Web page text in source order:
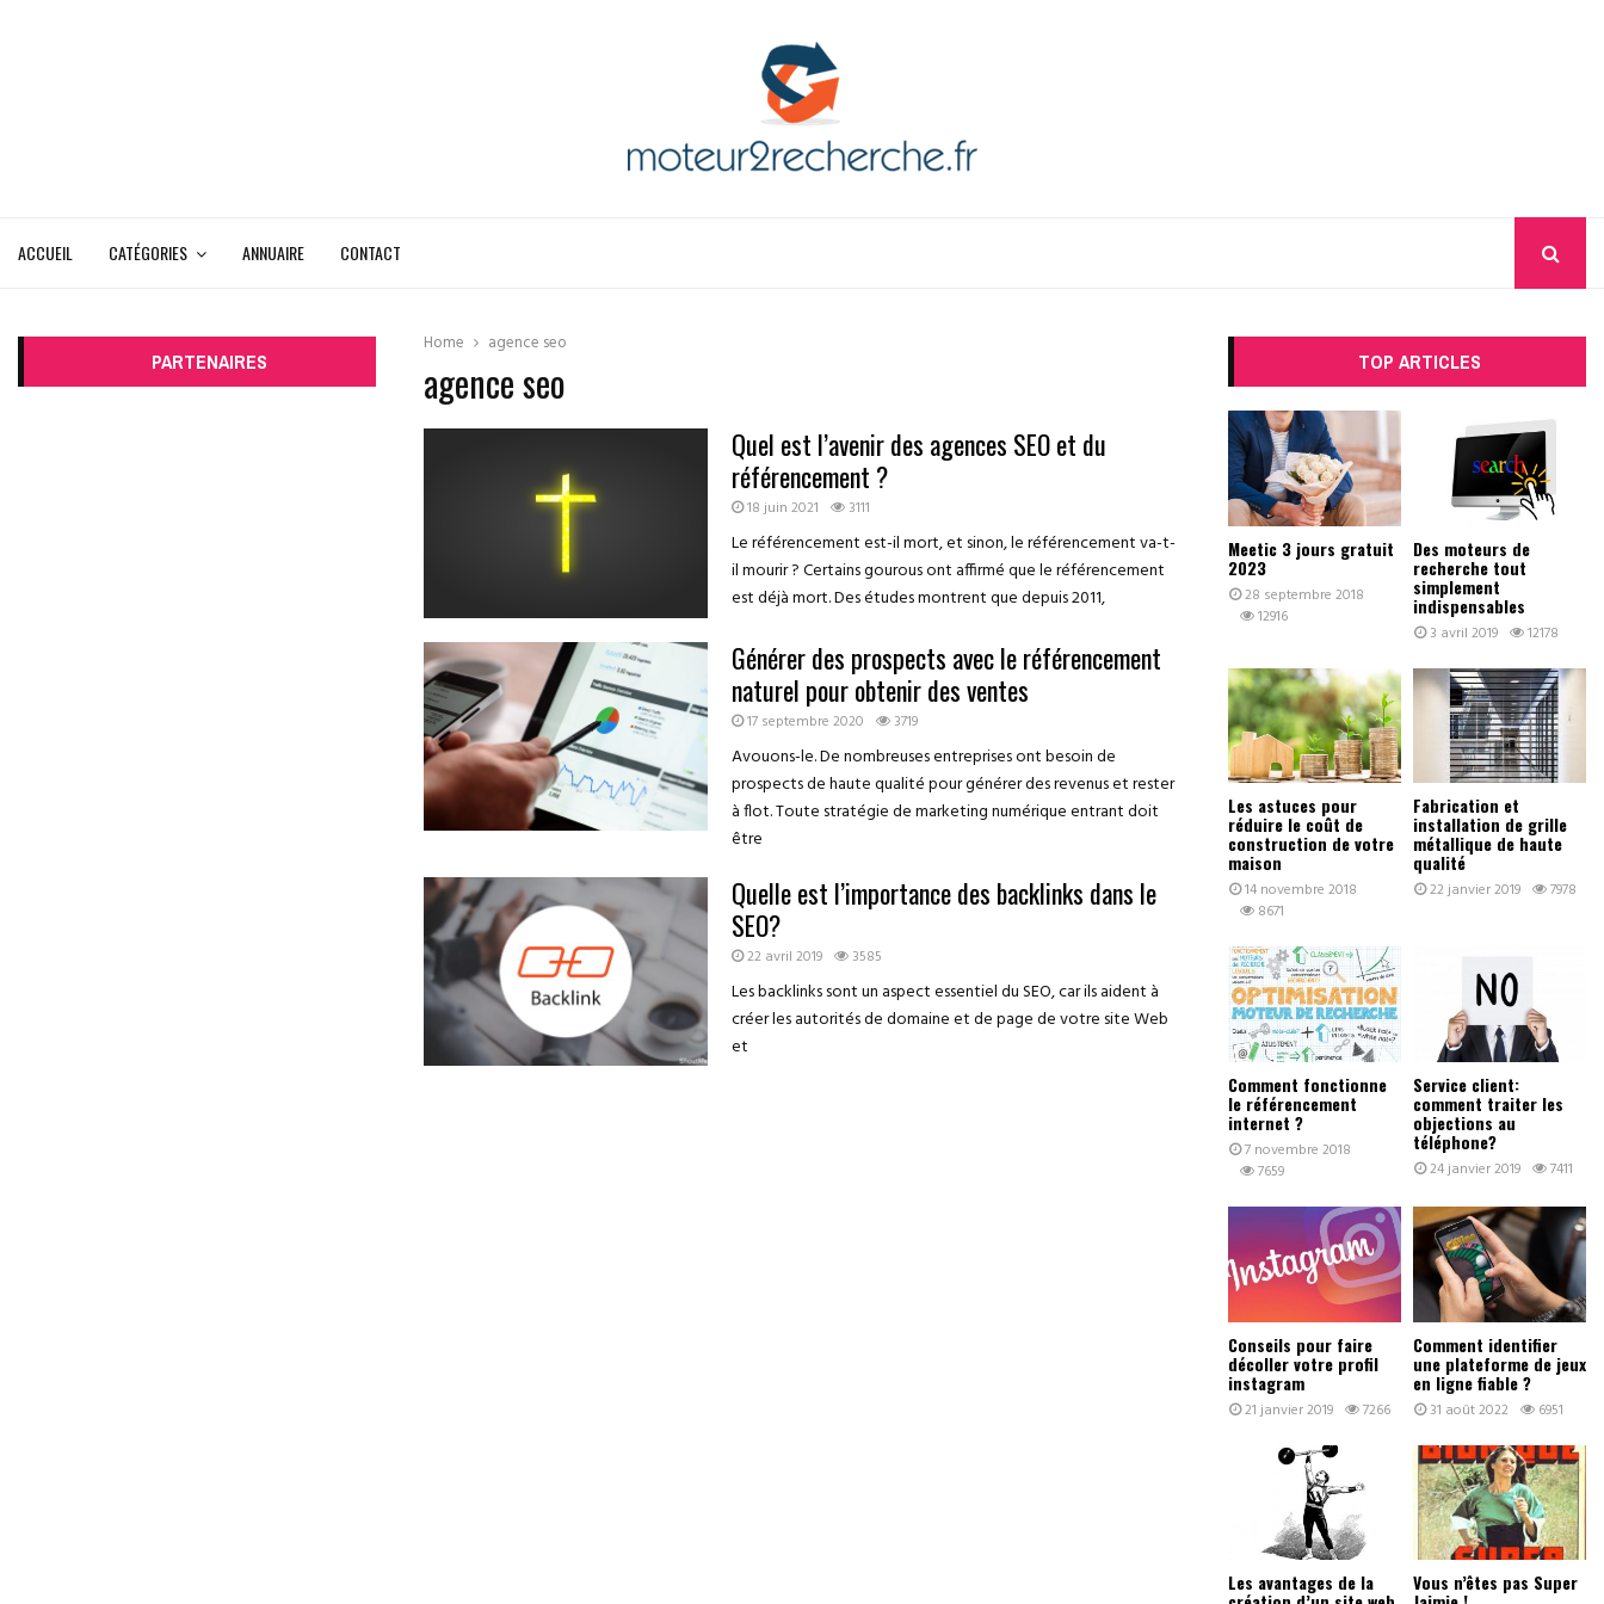
ACCUEIL CATÉGORIES ANNUAIRE CONTACT
Home agence seo
agence seo
Quel est l’avenir des agences SEO et du
référencement ?
18 juin 2021 3111
Le référencement est-il mort, et sinon, le référencement va-t-
il mourir ? Certains gourous ont affirmé que le référencement
est déjà mort. Des études montrent que depuis 2011,
Générer des prospects avec le référencement
naturel pour obtenir des ventes
17 septembre 2020 3719
Avouons-le. De nombreuses entreprises ont besoin de
prospects de haute qualité pour générer des revenus et rester
à flot. Toute stratégie de marketing numérique entrant doit
être
Quelle est l’importance des backlinks dans le
SEO?
22 avril 2019 3585
Les backlinks sont un aspect essentiel du SEO, car ils aident à
créer les autorités de domaine et de page de votre site Web
et
PARTENAIRES TOP ARTICLES
Meetic 3 jours gratuit
2023
28 septembre 2018
12916
Des moteurs de
recherche tout
simplement
indispensables
3 avril 2019 12178
Les astuces pour
réduire le coût de
construction de votre
maison
14 novembre 2018
8671
Fabrication et
installation de grille
métallique de haute
qualité
22 janvier 2019 7978
Comment fonctionne
le référencement
internet ?
7 novembre 2018
7659
Service client:
comment traiter les
objections au
téléphone?
24 janvier 2019 7411
Conseils pour faire
décoller votre profil
instagram
21 janvier 2019 7266
Comment identifier
une plateforme de jeux
en ligne fiable ?
31 août 2022 6951
Les avantages de la Vous n’êtes pas Super